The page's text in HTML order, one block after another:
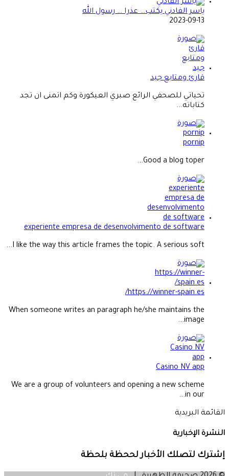
ياسر الفادني يكتب… عذرا … رسول الله
2023-09-13
قارئ ومتابع جيد
تحياتي للصحفي الرائع صبري العيكورة وكم اتمنى ان تجد
كتاباته...
pornip
Good a blog toper...
experiente empresa de desenvolvimento de software
I like the way this article frames the topic. A serious soft...
https://winner-spain.es/
When someone writes an paragraph he/she maintains the
image...
Casino NV app
We are a group of volunteers and opening a new scheme
in our...
القائمة البريدية
النشرة الإخبارية
إشترك لتصلك الأخبار لححظة بلحظة